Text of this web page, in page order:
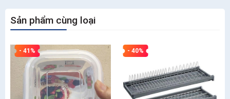
Sản phẩm cùng loại
- 41% - 40%